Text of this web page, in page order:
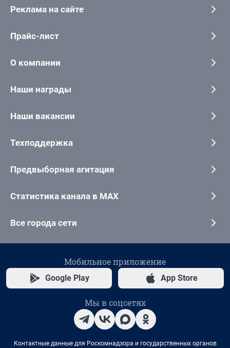
Реклама на сайте
Прайс-лист
О компании
Наши награды
Наши вакансии
Техподдержка
Предвыборная агитация
Статистика канала в MAX
Все города сети
Мобильное приложение
Google Play App Store
Мы в соцсетях
Контактные данные для Роскомнадзора и государственных органов